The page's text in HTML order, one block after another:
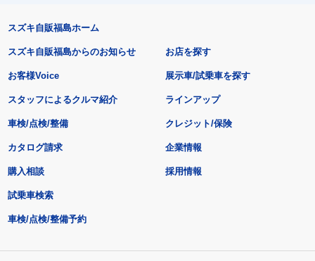
スズキ自販福島ホーム
スズキ自販福島からのお知らせ
お客様Voice
スタッフによるクルマ紹介
お店を探す
展示車/試乗車を探す
ラインアップ
車検/点検/整備 クレジット/保険
カタログ請求
購入相談
試乗車検索
車検/点検/整備予約
企業情報
採用情報